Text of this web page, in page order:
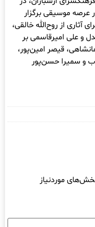
عرصه موسیقی برگزار
آثاری از روح‌الله خالقی،
و علی امیرقاسمی بر
قیصر امین‌پور،
و سمیرا حسن‌پور
موردنیاز